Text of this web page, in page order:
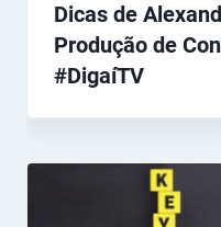
Dicas de
Produção de
#DigaíTV